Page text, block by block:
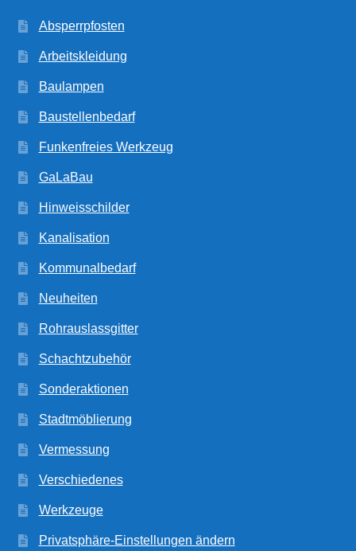
Absperrpfosten
Arbeitskleidung
Baulampen
Baustellenbedarf
Funkenfreies Werkzeug
GaLaBau
Hinweisschilder
Kanalisation
Kommunalbedarf
Neuheiten
Rohrauslassgitter
Schachtzubehör
Sonderaktionen
Stadtmöblierung
Vermessung
Verschiedenes
Werkzeuge
Privatsphäre-Einstellungen ändern